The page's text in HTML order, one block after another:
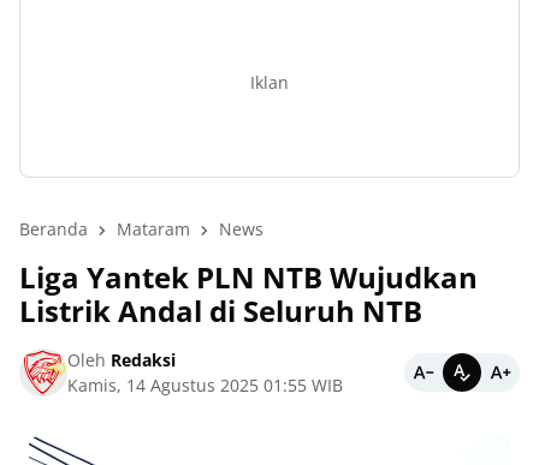
Iklan
Beranda Mataram News
Liga Yantek PLN NTB Wujudkan
Listrik Andal di Seluruh NTB
Oleh Redaksi
Kamis, 14 Agustus 2025 01:55 WIB